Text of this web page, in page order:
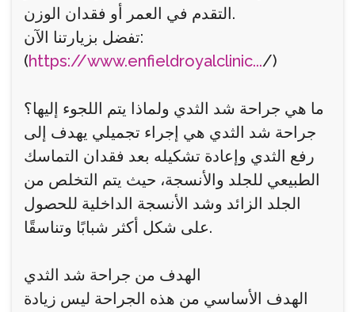
التقدم في العمر أو فقدان الوزن.
تفضل بزيارتنا الآن:
(https://www.enfieldroyalclinic.../)
ما هي جراحة شد الثدي ولماذا يتم اللجوء إليها؟
جراحة شد الثدي هي إجراء تجميلي يهدف إلى
رفع الثدي وإعادة تشكيله بعد فقدان التماسك
الطبيعي للجلد والأنسجة، حيث يتم التخلص من
الجلد الزائد وشد الأنسجة الداخلية للحصول
على شكل أكثر شبابًا وتناسقًا.
الهدف من جراحة شد الثدي
الهدف الأساسي من هذه الجراحة ليس زيادة